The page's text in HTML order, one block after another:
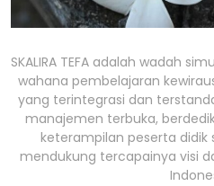
SKALIRA TEFA adalah wadah
wahana pembelajaran
yang terintegrasi dan
manajemen terbuka,
keterampilan peserta didik
mendukung tercapainya visi